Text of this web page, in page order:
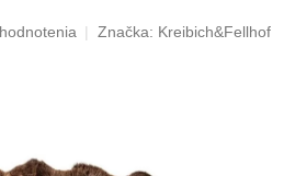
Značka: Kreibich&Fellhof